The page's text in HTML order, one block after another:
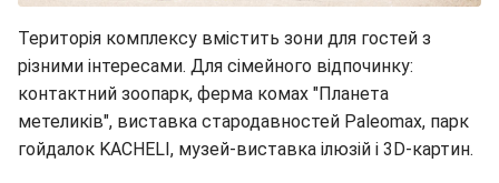
Територія комплексу вмістить зони для гостей з
різними інтересами. Для сімейного відпочинку:
контактний зоопарк, ферма комах "Планета
метеликів", виставка стародавностей Paleomax, парк
гойдалок KACHELI, музей-виставка ілюзій і 3D-картин.